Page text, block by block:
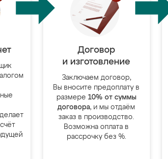
Договор
и изготовление
Заключаем договор,
Вы вносите предоплату в
размере 10% от суммы
договора, и мы отдаём
заказ в производство.
Возможна оплата в
рассрочку без %.